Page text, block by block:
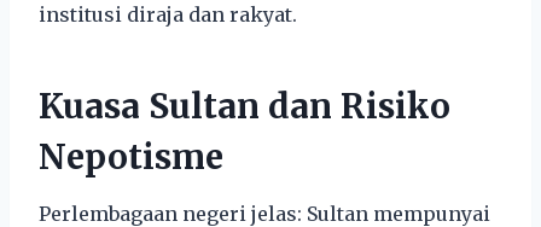
institusi diraja dan rakyat.
Kuasa Sultan dan Risiko
Nepotisme
Perlembagaan negeri jelas: Sultan mempunyai